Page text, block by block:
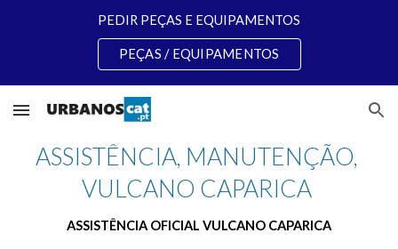
PEDIR PEÇAS E EQUIPAMENTOS
PEÇAS / EQUIPAMENTOS
ASSISTÊNCIA, MANUTENÇÃO,
VULCANO CAPARICA
ASSISTÊNCIA OFICIAL VULCANO CAPARICA